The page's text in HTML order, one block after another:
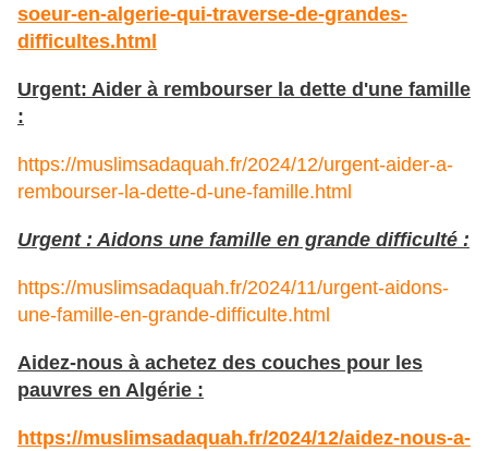
soeur-en-algerie-qui-traverse-de-grandes-
difficultes.html
Urgent: Aider à rembourser la dette d'une famille
:
https://muslimsadaquah.fr/2024/12/urgent-aider-a-
rembourser-la-dette-d-une-famille.html
Urgent : Aidons une famille en grande difficulté :
https://muslimsadaquah.fr/2024/11/urgent-aidons-
une-famille-en-grande-difficulte.html
Aidez-nous à achetez des couches pour les
pauvres en Algérie :
https://muslimsadaquah.fr/2024/12/aidez-nous-a-